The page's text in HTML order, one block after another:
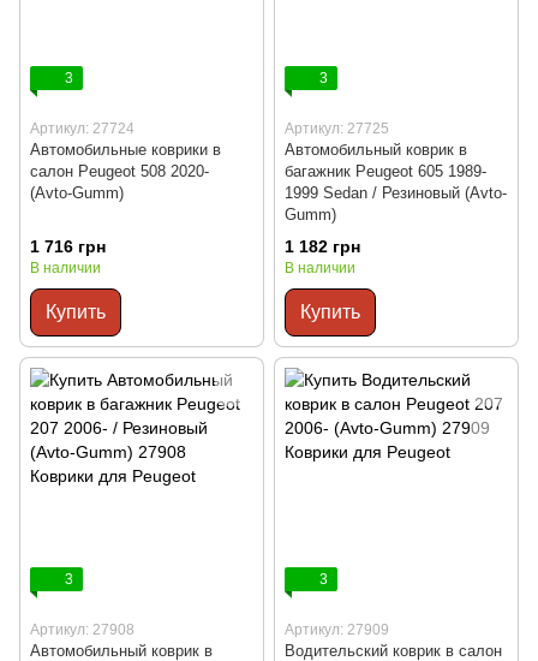
3
Артикул: 27724
Автомобильные коврики в
салон Peugeot 508 2020-
(Avto-Gumm)
1 716 грн
В наличии
Купить
3
Артикул: 27725
Автомобильный коврик в
багажник Peugeot 605 1989-
1999 Sedan / Резиновый (Avto-
Gumm)
1 182 грн
В наличии
Купить
3
Артикул: 27908
Автомобильный коврик в
3
Артикул: 27909
Водительский коврик в салон